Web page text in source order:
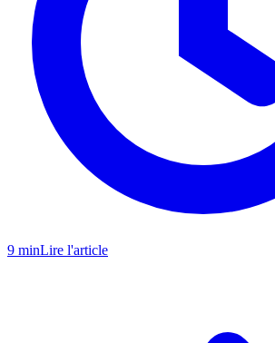
9 minLire l'article